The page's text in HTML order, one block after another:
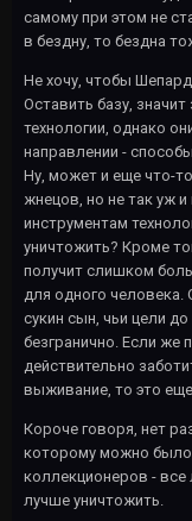
самому при этом не
в бездну, то бездна
Не хочу, чтобы
Оставить базу,
технологии, однако
направлении -
Ну, может и еще что-
жнецов, но не так уж
инструментам
уничтожить? Кроме
получит слишком
для одного человека.
сукин сын, чьи цели
безгранично. Если же
действительно
выживание, то это
Короче говоря, нет
которому можно было
коллекционеров - все
лучше уничтожить.